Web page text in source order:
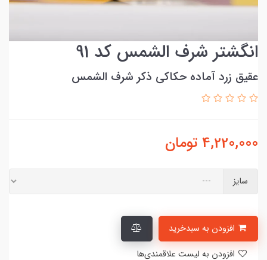
انگشتر شرف الشمس کد 91
عقیق زرد آماده حکاکی ذکر شرف الشمس
4,220,000 تومان
سایز